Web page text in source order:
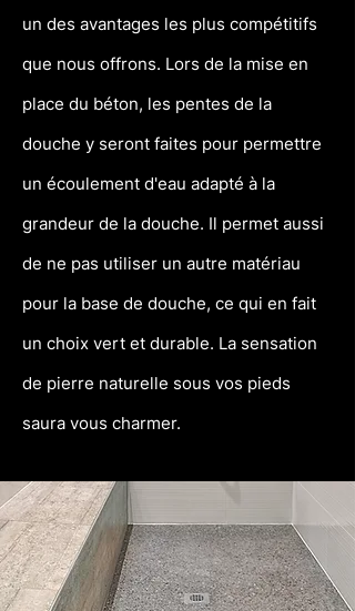
un des avantages les plus compétitifs
que nous offrons. Lors de la mise en
place du béton, les pentes de la
douche y seront faites pour permettre
un écoulement d'eau adapté à la
grandeur de la douche. Il permet aussi
de ne pas utiliser un autre matériau
pour la base de douche, ce qui en fait
un choix vert et durable. La sensation
de pierre naturelle sous vos pieds
saura vous charmer.